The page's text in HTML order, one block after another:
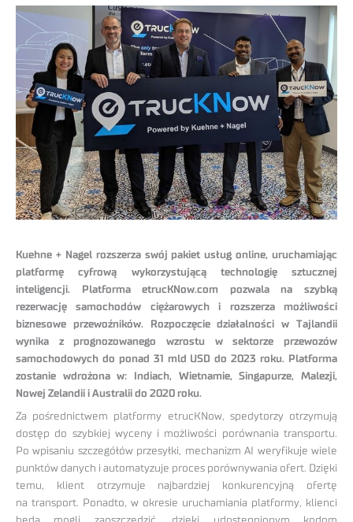
Kuehne + Nagel rozszerza swój pakiet usług online, uruchamiając
platformę cyfrową wykorzystującą technologię sztucznej
inteligencji. Platforma etrucKNow.com pozwala na szybką
rezerwację samochodów ciężarowych i rozszerza możliwości
biznesowe przewoźników. Rozpoczęcie działalności w Tajlandii
wynika z prognozowanego wzrostu w sektorze przewozów
samochodowych do ponad 31 mld USD do 2023 roku. Platforma
zostanie wdrożona w: Indiach, Wietnamie, Singapurze, Malezji,
Nowej Zelandii i Australii do 2020 roku.
Za pośrednictwem platformy etrucKNow, spedytorzy otrzymują
dostęp do szybkiej wyceny i możliwości porównania transportu.
Po wpisaniu szczegółów przesyłki, mechanizm AI weryfikuje wiele
punktów danych i automatyzuje proces porównywania ofert. Dzięki
temu, klient otrzymuje najbardziej konkurencyjną ofertę
na transport. Ponadto, w okresie uruchamiania platformy, klienci